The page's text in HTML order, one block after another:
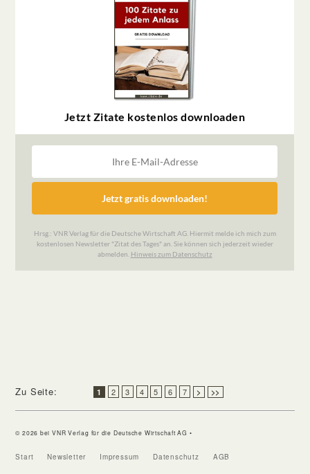
Zu Seite: 1 2 3 4 5 6 7 > >>
© 2026 bei VNR Verlag für die Deutsche Wirtschaft AG •
Start Newsletter Impressum Datenschutz AGB